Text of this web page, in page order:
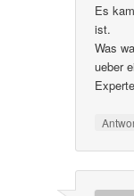
Es
ist.
Was
ueber